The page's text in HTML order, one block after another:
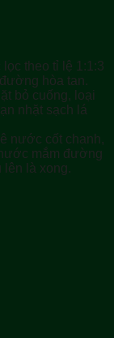
theo tỉ lệ 1:1:3
hòa tan.
bỏ cuống, loại
nhặt sạch lá
nước cốt chanh,
mắm đường
lên là xong.